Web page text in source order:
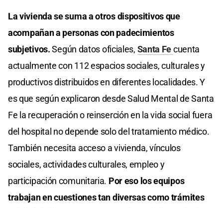
La vivienda se suma a otros dispositivos que
acompañan a personas con padecimientos
subjetivos.Según datos oficiales, Santa Fecuenta
actualmente con 112 espacios sociales, culturales y
productivos distribuidos en diferentes localidades. Y
es que según explicaron desde Salud Mental de Santa
Fe la recuperación o reinserción en la vida social fuera
del hospital no depende solo del tratamiento médico.
También necesita acceso a vivienda, vínculos
sociales, actividades culturales, empleo y
participación comunitaria. Por eso los equipos
trabajan en cuestiones tan diversas como trámites